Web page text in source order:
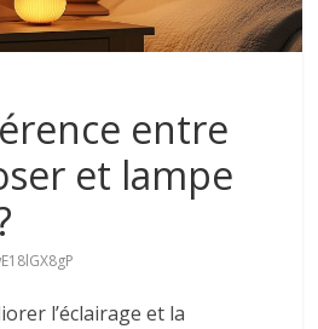
entre
et lampe
l’éclairage et la